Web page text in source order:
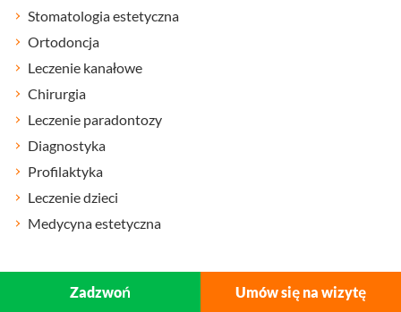
Stomatologia estetyczna
Ortodoncja
Leczenie kanałowe
Chirurgia
Leczenie paradontozy
Diagnostyka
Profilaktyka
Leczenie dzieci
Medycyna estetyczna
Zadzwoń Umów się na wizytę